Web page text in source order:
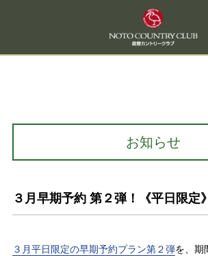
お知らせ
３月早期予約 第２弾！《平日限定》
３月平日限定の早期予約プラン第２弾を、期